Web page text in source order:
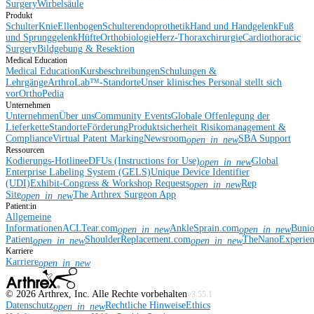
SurgeryWirbelsäule
Produkt
SchulterKnieEllenbogenSchulterendoprothetikHand und HandgelenkFuß
und SprunggelenkHüfteOrthobiologieHerz-ThoraxchirurgieCardiothoracic
SurgeryBildgebung & Resektion
Medical Education
Medical EducationKursbeschreibungenSchulungen &
LehrgängeArthroLab™-StandorteUnser klinisches Personal stellt sich
vorOrthoPedia
Unternehmen
UnternehmenÜber unsCommunity EventsGlobale Offenlegung der
LieferketteStandorteFörderungProduktsicherheit Risikomanagement &
ComplianceVirtual Patent MarkingNewsroomopen_in_newSBA Support
Ressourcen
Kodierungs-HotlineeDFUs (Instructions for Use)open_in_newGlobal
Enterprise Labeling System (GELS)Unique Device Identifier
(UDI)Exhibit-Congress & Workshop Requestsopen_in_newRep
Siteopen_in_newThe Arthrex Surgeon App
Patient:in
Allgemeine
InformationenACLTear.comopen_in_newAnkleSprain.comopen_in_new
Patientopen_in_newShoulderReplacement.comopen_in_new
Karriere
Karriereopen_in_new
© 2026 Arthrex, Inc. Alle Rechte vorbehaltenv3.55.1
Datenschutzopen_in_newRechtliche HinweiseEthics